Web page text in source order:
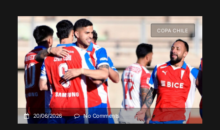
COPA CHILE
20/06/2026 No Comments